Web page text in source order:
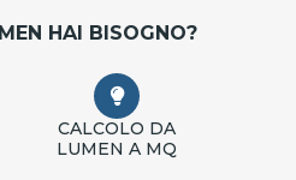
HAI BISOGNO?
CALCOLO DA
LUMEN A MQ